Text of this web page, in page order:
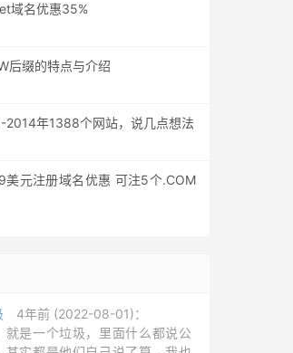
域名优惠35%
后缀的特点与介绍
2014年1388个网站，说几点想法
元注册域名优惠 可注5个.COM
4年前 (2022-08-01)：
就是一个垃圾，里面什么都说公